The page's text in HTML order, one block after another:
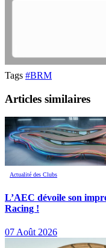
Tags #BRM
Articles similaires
Actualité des Clubs
L’AEC dévoile son
Racing !
07 Août 2026